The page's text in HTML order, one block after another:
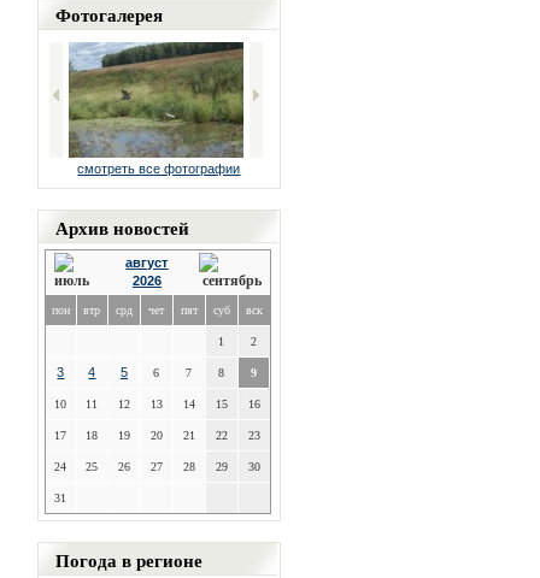
Фотогалерея
смотреть все фотографии
Архив новостей
август
2026
пон втр срд чет пят суб вск
1 2
3 4 5 6 7 8 9
10 11 12 13 14 15 16
17 18 19 20 21 22 23
24 25 26 27 28 29 30
31
Погода в регионе